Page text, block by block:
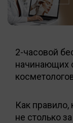
2-часовой
начинающих
Как правило,
не столько